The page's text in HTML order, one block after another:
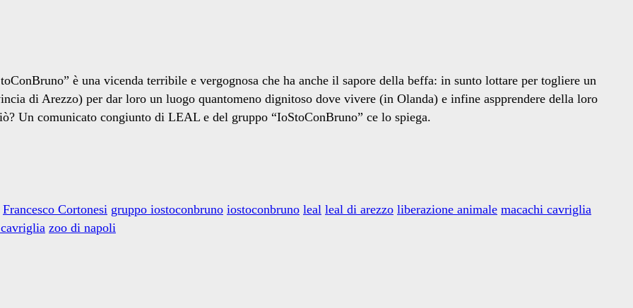
è una vicenda terribile e vergognosa che ha anche il sapore della beffa: in sunto lottare per togliere un
di Arezzo) per dar loro un luogo quantomeno dignitoso dove vivere (in Olanda) e infine aspprendere della loro
Un comunicato congiunto di LEAL e del gruppo “IoStoConBruno” ce lo spiega.
Francesco Cortonesi gruppo iostoconbruno iostoconbruno leal leal di arezzo liberazione animale macachi cavriglia
zoo di napoli